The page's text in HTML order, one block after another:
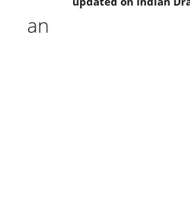
updated on Indian